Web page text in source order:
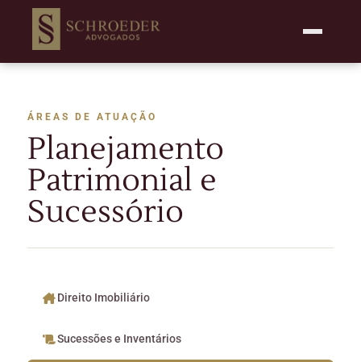
ÁREAS DE ATUAÇÃO
Planejamento
Patrimonial e
Sucessório
Direito Imobiliário
Sucessões e Inventários